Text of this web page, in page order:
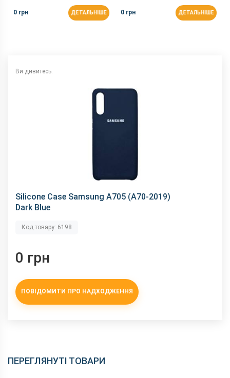
0 грн ДЕТАЛЬНІШЕ 0 грн ДЕТАЛЬНІШЕ
Ви дивитесь:
Silicone Case Samsung A705 (A70-2019)
Dark Blue
Код товару: 6198
0 грн
ПОВІДОМИТИ ПРО НАДХОДЖЕННЯ
ПЕРЕГЛЯНУТІ ТОВАРИ